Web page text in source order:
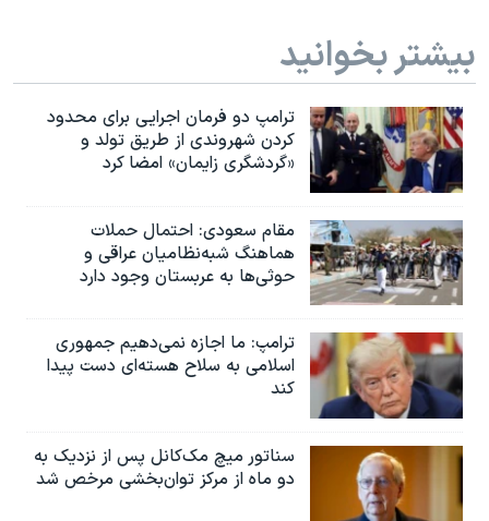
بیشتر بخوانید
ترامپ دو فرمان اجرایی برای محدود
کردن شهروندی از طریق تولد و
«گردشگری زایمان» امضا کرد
مقام سعودی: احتمال حملات
هماهنگ شبه‌نظامیان عراقی و
حوثی‌ها به عربستان وجود دارد
ترامپ: ما اجازه نمی‌دهیم جمهوری
اسلامی به سلاح هسته‌ای دست پیدا
کند
سناتور میچ مک‌کانل پس از نزدیک به
دو ماه از مرکز توان‌بخشی مرخص شد